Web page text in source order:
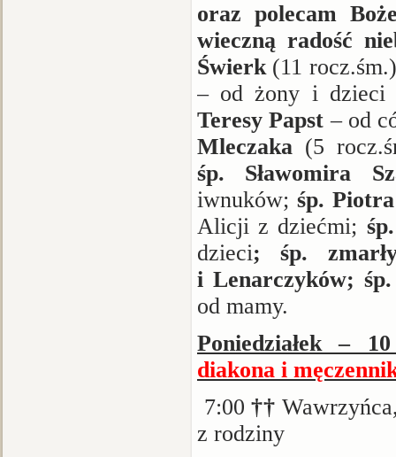
oraz polecam
wieczną radość
Świerk (11
– od żony i dzieci
Teresy Papst– od
Mleczaka (5
śp. Sławomira
iwnuków; śp.
Alicji z dziećmi;
dzieci; śp.
i Lenarczyków;
od mamy.
Poniedziałek –
diakona i
7:00 ††
z rodziny